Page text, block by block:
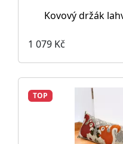
Kovový držák
1 079 Kč
TOP